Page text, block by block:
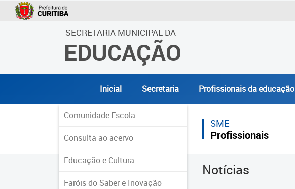
SECRETARIA MUNICIPAL DA
EDUCAÇÃO
Inicial Secretaria Profissionais da educação
Comunidade Escola
Consulta ao acervo
Educação e Cultura
Faróis do Saber e Inovação
SME
Profissionais
Notícias